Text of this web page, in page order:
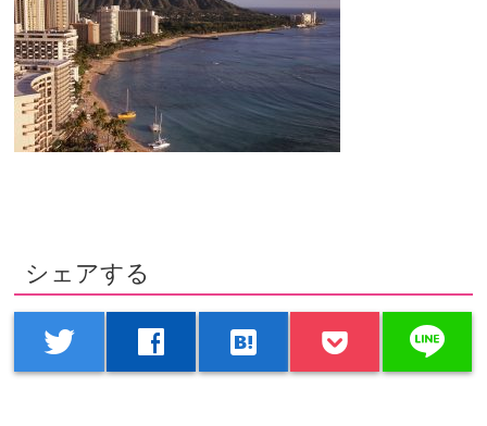
シェアする
twitter facebook hatenabookmark line